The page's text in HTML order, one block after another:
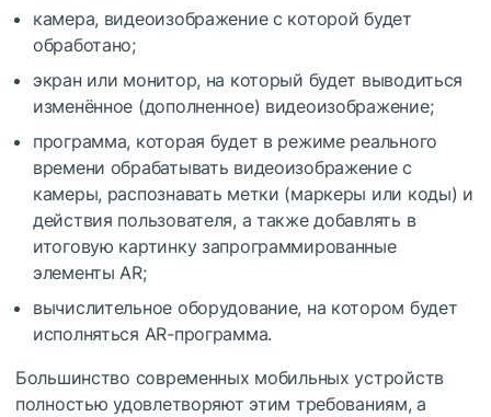
камера, видеоизображение с которой будет
обработано;
экран или монитор, на который будет выводиться
изменённое (дополненное) видеоизображение;
программа, которая будет в режиме реального
времени обрабатывать видеоизображение с
камеры, распознавать метки (маркеры или коды) и
действия пользователя, а также добавлять в
итоговую картинку запрограммированные
элементы AR;
вычислительное оборудование, на котором будет
исполняться AR-программа.
Большинство современных мобильных устройств
полностью удовлетворяют этим требованиям, а